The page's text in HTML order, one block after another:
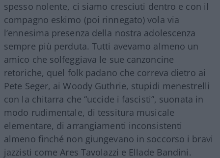
spesso nolente, ci siamo cresciuti dentro e con il
compagno eskimo (poi rinnegato) vola via
l’ennesima presenza della nostra adolescenza
sempre più perduta. Tutti avevamo almeno un
amico che solfeggiava le sue canzoncine
retoriche, quel folk padano che correva dietro ai
Pete Seger, ai Woody Guthrie, stupidi menestrelli
con la chitarra che “uccide i fascisti”, suonata in
modo rudimentale, di tessitura musicale
elementare, di arrangiamenti inconsistenti
almeno finché non giungevano in soccorso i bravi
jazzisti come Ares Tavolazzi e Ellade Bandini.